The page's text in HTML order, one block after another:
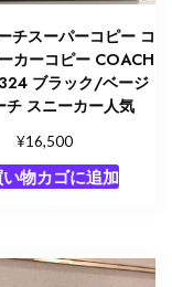
チスーパーコピー コ
カーコピー COACH
ブラック/ベージ
チ スニーカー人気
¥16,500
い物カゴに追加